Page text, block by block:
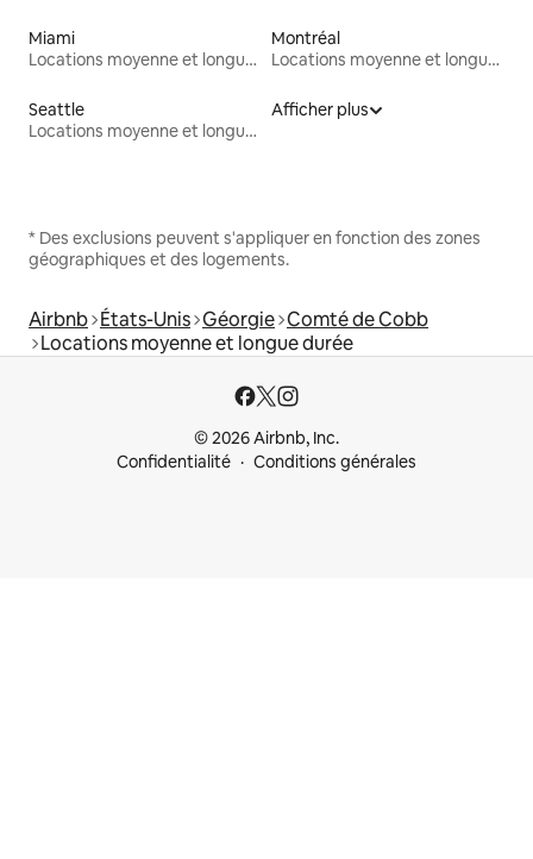
Miami
Locations moyenne et longue durée
Montréal
Locations moyenne et longue durée
Seattle
Locations moyenne et longue durée
Afficher plus
* Des exclusions peuvent s'appliquer en fonction des zones
géographiques et des logements.
Airbnb États-Unis Géorgie Comté de Cobb
Locations moyenne et longue durée
© 2026 Airbnb, Inc.
Confidentialité
Conditions générales